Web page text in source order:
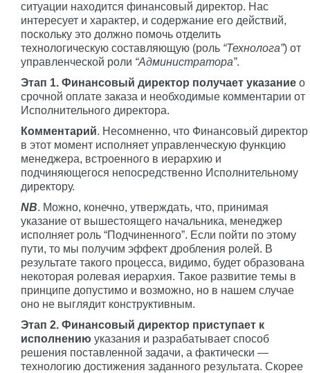
ситуации находится финансовый директор. Нас
интересует и характер, и содержание его действий,
поскольку это должно помочь отделить
технологическую составляющую (роль “Технолога”) от
управленческой роли “Администратора”.
Этап 1. Финансовый директор получает указание о
срочной оплате заказа и необходимые комментарии от
Исполнительного директора.
Комментарий. Несомненно, что Финансовый директор
в этот момент исполняет управленческую функцию
менеджера, встроенного в иерархию и
подчиняющегося непосредственно Исполнительному
директору.
NB. Можно, конечно, утверждать, что, принимая
указание от вышестоящего начальника, менеджер
исполняет роль “Подчиненного”. Если пойти по этому
пути, то мы получим эффект дробления ролей. В
результате такого процесса, видимо, будет образована
некоторая ролевая иерархия. Такое развитие темы в
принципе допустимо и возможно, но в нашем случае
оно не выглядит конструктивным.
Этап 2. Финансовый директор приступает к
исполнению указания и разрабатывает способ
решения поставленной задачи, а фактически —
технологию достижения заданного результата. Скорее